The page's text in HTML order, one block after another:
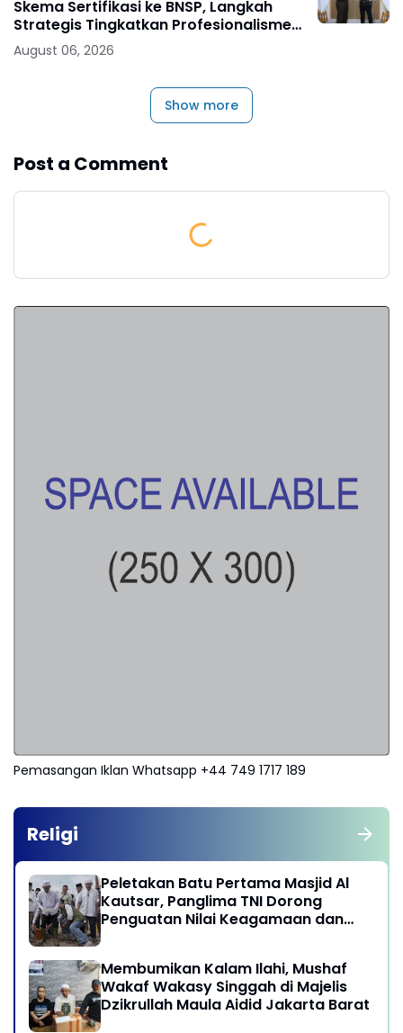
Skema Sertifikasi ke BNSP, Langkah
Strategis Tingkatkan Profesionalisme
Jaksa
August 06, 2026
Show more
Post a Comment
Pemasangan Iklan Whatsapp +44 749 1717 189
Religi
Peletakan Batu Pertama Masjid Al
Kautsar, Panglima TNI Dorong
Penguatan Nilai Keagamaan dan
Membumikan Kalam Ilahi, Mushaf
Wakaf Wakasy Singgah di Majelis
Dzikrullah Maula Aidid Jakarta Barat